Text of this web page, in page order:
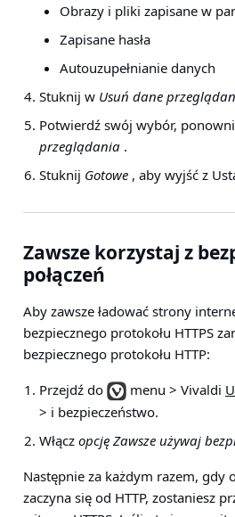
Obrazy i pliki zapisane w
Zapisane hasła
Autouzupełnianie danych
Stuknij w Usuń dane
Potwierdź swój wybór,
przeglądania .
Stuknij Gotowe , aby wyjść z
Zawsze korzystaj z
połączeń
Aby zawsze ładować strony
bezpiecznego protokołu HTTPS
bezpiecznego protokołu HTTP:
Przejdź do
menu > Vivaldi
> i bezpieczeństwo.
Włącz opcję Zawsze używaj
Następnie za każdym razem, gdy
zaczyna się od HTTP, zostaniesz